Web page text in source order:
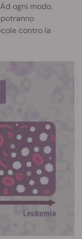
ogni modo,
contro la